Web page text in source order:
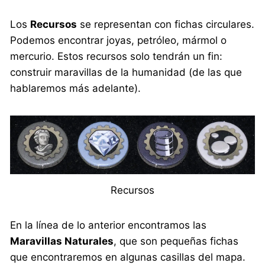
Los Recursos se representan con fichas circulares.
Podemos encontrar joyas, petróleo, mármol o
mercurio. Estos recursos solo tendrán un fin:
construir maravillas de la humanidad (de las que
hablaremos más adelante).
Recursos
En la línea de lo anterior encontramos las
Maravillas Naturales, que son pequeñas fichas
que encontraremos en algunas casillas del mapa.